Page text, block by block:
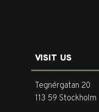
VISIT US
Tegnérgatan 20
113 59 Stockholm